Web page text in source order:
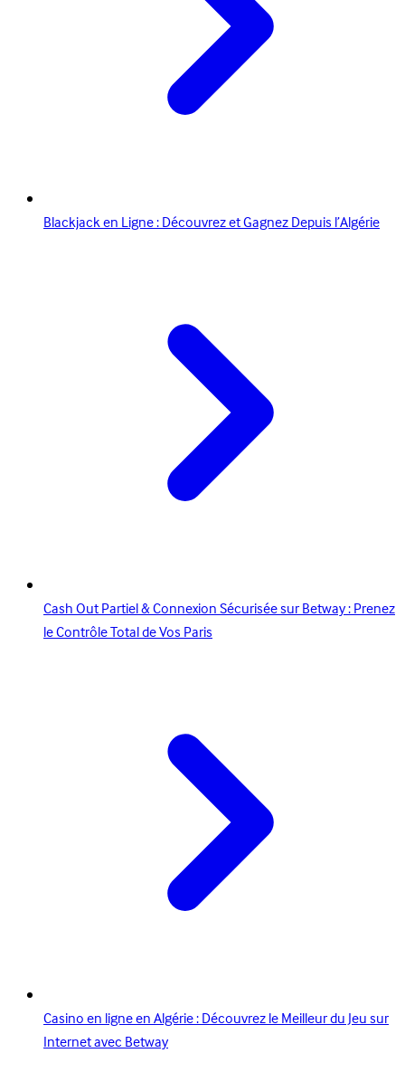
Blackjack en Ligne : Découvrez et Gagnez Depuis l’Algérie
Cash Out Partiel & Connexion Sécurisée sur Betway : Prenez
le Contrôle Total de Vos Paris
Casino en ligne en Algérie : Découvrez le Meilleur du Jeu sur
Internet avec Betway